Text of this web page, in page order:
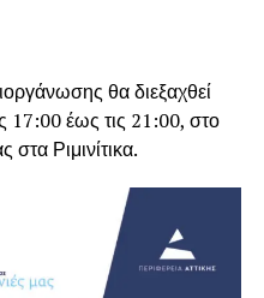
θα διεξαχθεί
17:00 έως τις 21:00, στο
Ριμινίτικα.